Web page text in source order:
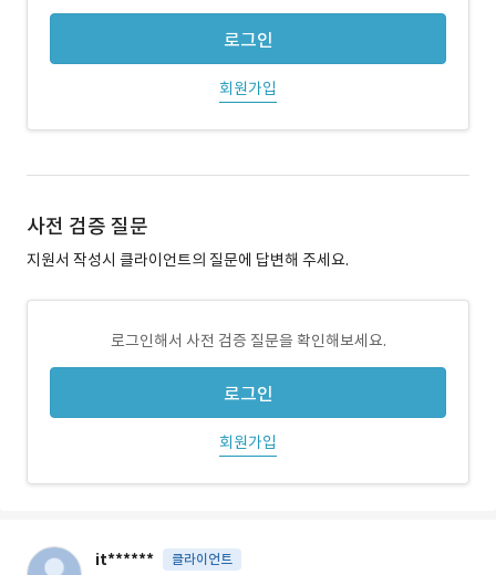
로그인
회원가입
사전 검증 질문
지원서 작성시 클라이언트의 질문에 답변해 주세요.
로그인해서 사전 검증 질문을 확인해보세요.
로그인
회원가입
it****** 클라이언트